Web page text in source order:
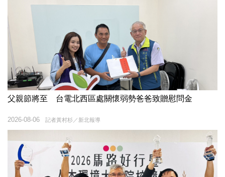
父親節將至 台電北西區處關懷弱勢爸爸致贈慰問金
記者黃村杉／新北報導
2026-08-06